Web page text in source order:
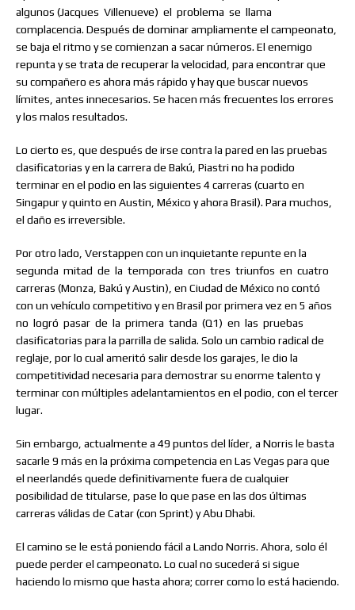
algunos (Jacques Villenueve) el problema se llama
complacencia. Después de dominar ampliamente el campeonato,
se baja el ritmo y se comienzan a sacar números. El enemigo
repunta y se trata de recuperar la velocidad, para encontrar que
su compañero es ahora más rápido y hay que buscar nuevos
límites, antes innecesarios. Se hacen más frecuentes los errores
y los malos resultados.
Lo cierto es, que después de irse contra la pared en las pruebas
clasificatorias y en la carrera de Bakú, Piastri no ha podido
terminar en el podio en las siguientes 4 carreras (cuarto en
Singapur y quinto en Austin, México y ahora Brasil). Para muchos,
el daño es irreversible.
Por otro lado, Verstappen con un inquietante repunte en la
segunda mitad de la temporada con tres triunfos en cuatro
carreras (Monza, Bakú y Austin), en Ciudad de México no contó
con un vehículo competitivo y en Brasil por primera vez en 5 años
no logró pasar de la primera tanda (Q1) en las pruebas
clasificatorias para la parrilla de salida. Solo un cambio radical de
reglaje, por lo cual ameritó salir desde los garajes, le dio la
competitividad necesaria para demostrar su enorme talento y
terminar con múltiples adelantamientos en el podio, con el tercer
lugar.
Sin embargo, actualmente a 49 puntos del líder, a Norris le basta
sacarle 9 más en la próxima competencia en Las Vegas para que
el neerlandés quede definitivamente fuera de cualquier
posibilidad de titularse, pase lo que pase en las dos últimas
carreras válidas de Catar (con Sprint) y Abu Dhabi.
El camino se le está poniendo fácil a Lando Norris. Ahora, solo él
puede perder el campeonato. Lo cual no sucederá si sigue
haciendo lo mismo que hasta ahora; correr como lo está haciendo.